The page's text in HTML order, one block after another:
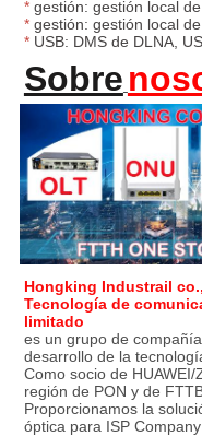
* gestión: gestión local
* gestión: gestión local
* USB: DMS de DLNA,
Sobre
Hongking Industrail
Tecnología de
limitado
es un grupo de
desarrollo de la
Como socio de
región de PON y de
Proporcionamos la
óptica para ISP